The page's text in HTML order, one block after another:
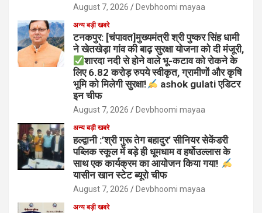
August 7, 2026 Devbhoomi mayaa
अन्य बड़ी खबरे
टनकपुर: [चंपावत]मुख्यमंत्री श्री पुष्कर सिंह धामी
ने खेतखेड़ा गांव की बाढ़ सुरक्षा योजना को दी मंजूरी,
शारदा नदी से होने वाले भू-कटाव को रोकने के
लिए 6.82 करोड़ रुपये स्वीकृत, ग्रामीणों और कृषि
भूमि को मिलेगी सुरक्षा!
ashok gulati एडिटर
इन चीफ
August 7, 2026 Devbhoomi mayaa
अन्य बड़ी खबरे
हल्द्वानी :’श्री गुरू तेग बहादुर’ सीनियर सेकेंडरी
पब्लिक स्कूल में बड़े ही धूमधाम व हर्षोउल्लास के
साथ एक कार्यक्रम का आयोजन किया गया!
यासीन खान स्टेट ब्यूरो चीफ
August 7, 2026 Devbhoomi mayaa
अन्य बड़ी खबरे